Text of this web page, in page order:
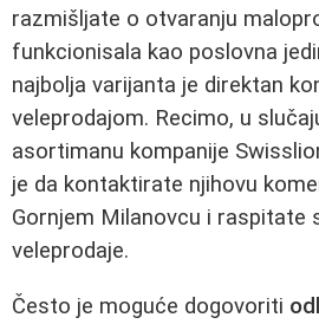
razmišljate o otvaranju
funkcionisala kao poslovna
najbolja varijanta je direktan
veleprodajom. Recimo, u
asortimanu kompanije
je da kontaktirate njihovu
Gornjem Milanovcu i raspitate
veleprodaje.
Često je moguće dogovoriti